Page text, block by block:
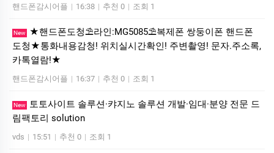
핸드폰감시어플 | 16:38 | 추천 0 | 조회 1
New
★핸드폰도청⛱️라인:MG5085⛱️복제폰 쌍둥이폰 핸드폰
도청★통화내용감청! 위치실시간확인! 주변촬영! 문자.주소록,
카톡열람!★
핸드폰감시어플 | 16:37 | 추천 0 | 조회 1
New
토­토사이트 솔루션·캬지노 솔루션 개발·임대·분양 전문 드
림팩토리 solution
vds | 15:51 | 추천 0 | 조회 1